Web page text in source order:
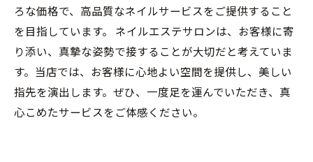
ろな価格で、高品質なネイルサービスをご提供すること
を目指しています。 ネイルエステサロンは、お客様に寄
り添い、真摯な姿勢で接することが大切だと考えていま
す。当店では、お客様に心地よい空間を提供し、美しい
指先を演出します。ぜひ、一度足を運んでいただき、真
心こめたサービスをご体感ください。